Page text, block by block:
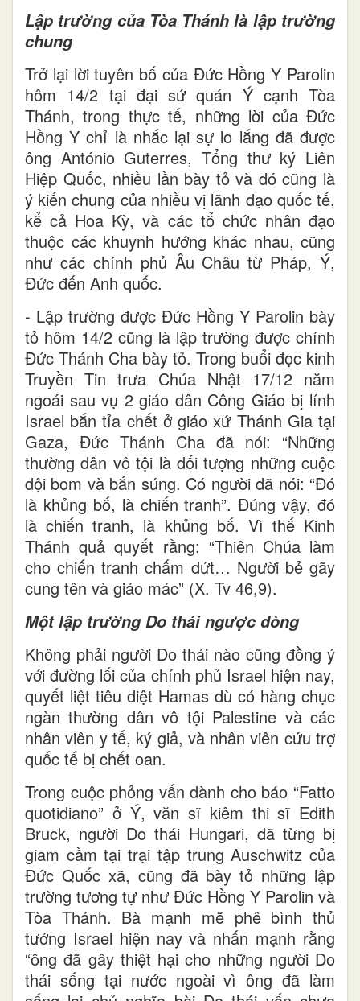
Lập trường của Tòa Thánh là lập trường
chung
Trở lại lời tuyên bố của Đức Hồng Y Parolin
hôm 14/2 tại đại sứ quán Ý cạnh Tòa
Thánh, trong thực tế, những lời của Đức
Hồng Y chỉ là nhắc lại sự lo lắng đã được
ông António Guterres, Tổng thư ký Liên
Hiệp Quốc, nhiều lần bày tỏ và đó cũng là
ý kiến chung của nhiều vị lãnh đạo quốc tế,
kể cả Hoa Kỳ, và các tổ chức nhân đạo
thuộc các khuynh hướng khác nhau, cũng
như các chính phủ Âu Châu từ Pháp, Ý,
Đức đến Anh quốc.
- Lập trường được Đức Hồng Y Parolin bày
tỏ hôm 14/2 cũng là lập trường được chính
Đức Thánh Cha bày tỏ. Trong buổi đọc kinh
Truyền Tin trưa Chúa Nhật 17/12 năm
ngoái sau vụ 2 giáo dân Công Giáo bị lính
Israel bắn tỉa chết ở giáo xứ Thánh Gia tại
Gaza, Đức Thánh Cha đã nói: “Những
thường dân vô tội là đối tượng những cuộc
dội bom và bắn súng. Có người đã nói: “Đó
là khủng bố, là chiến tranh”. Đúng vậy, đó
là chiến tranh, là khủng bố. Vì thế Kinh
Thánh quả quyết rằng: “Thiên Chúa làm
cho chiến tranh chấm dứt… Người bẻ gãy
cung tên và giáo mác” (X. Tv 46,9).
Một lập trường Do thái ngược dòng
Không phải người Do thái nào cũng đồng ý
với đường lối của chính phủ Israel hiện nay,
quyết liệt tiêu diệt Hamas dù có hàng chục
ngàn thường dân vô tội Palestine và các
nhân viên y tế, ký giả, và nhân viên cứu trợ
quốc tế bị chết oan.
Trong cuộc phỏng vấn dành cho báo “Fatto
quotidiano” ở Ý, văn sĩ kiêm thi sĩ Edith
Bruck, người Do thái Hungari, đã từng bị
giam cầm tại trại tập trung Auschwitz của
Đức Quốc xã, cũng đã bày tỏ những lập
trường tương tự như Đức Hồng Y Parolin và
Tòa Thánh. Bà mạnh mẽ phê bình thủ
tướng Israel hiện nay và nhấn mạnh rằng
“ông đã gây thiệt hại cho những người Do
thái sống tại nước ngoài vì ông đã làm